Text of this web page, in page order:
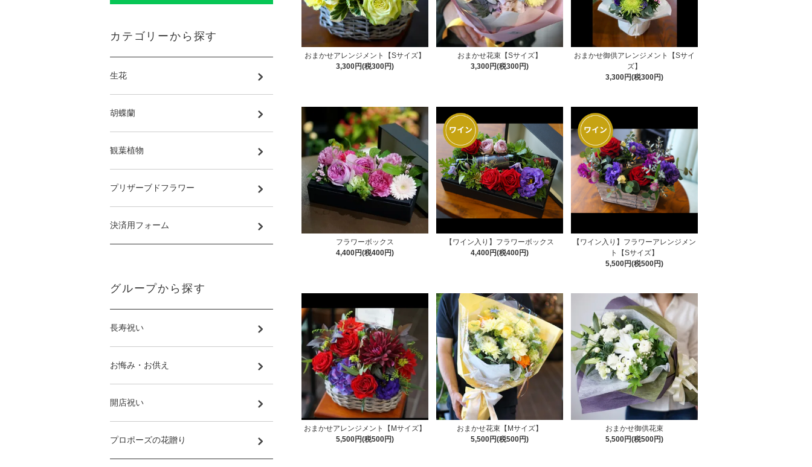
おまかせアレンジメント【Sサイズ】
3,300円(税300円)
おまかせ花束【Sサイズ】
3,300円(税300円)
おまかせ御供アレンジメント【Sサイ
ズ】
3,300円(税300円)
フラワーボックス
4,400円(税400円)
【ワイン入り】フラワーボックス
4,400円(税400円)
【ワイン入り】フラワーアレンジメン
ト【Sサイズ】
5,500円(税500円)
おまかせアレンジメント【Mサイズ】
5,500円(税500円)
おまかせ花束【Mサイズ】
5,500円(税500円)
おまかせ御供花束
5,500円(税500円)
カテゴリーから探す
生花
胡蝶蘭
観葉植物
プリザーブドフラワー
決済用フォーム
グループから探す
長寿祝い
お悔み・お供え
開店祝い
プロポーズの花贈り